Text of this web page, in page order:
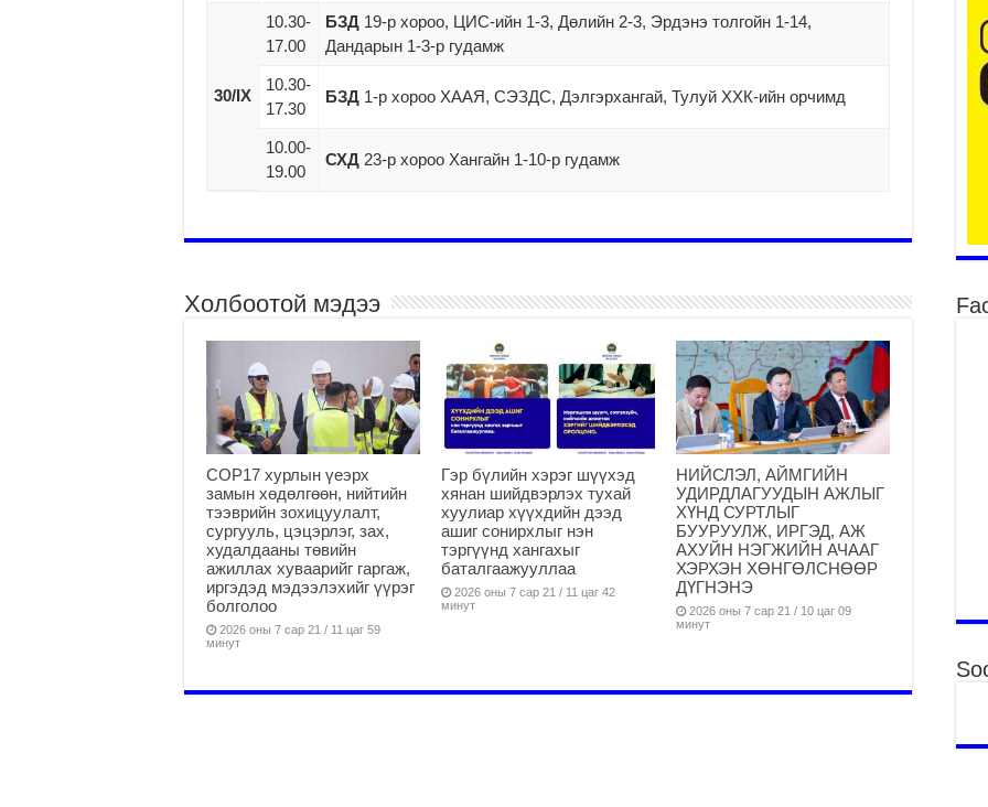
30/IX
10.30-
17.00
БЗД 19-р хороо, ЦИС-ийн 1-3, Дөлийн 2-3, Эрдэнэ толгойн 1-14,
Дандарын 1-3-р гудамж
10.30-
17.30
БЗД 1-р хороо ХААЯ, СЭЗДС, Дэлгэрхангай, Тулуй ХХК-ийн орчимд
10.00-
19.00
СХД 23-р хороо Хангайн 1-10-р гудамж
Холбоотой мэдээ
COP17 хурлын үеэрх
замын хөдөлгөөн, нийтийн
тээврийн зохицуулалт,
сургууль, цэцэрлэг, зах,
худалдааны төвийн
ажиллах хуваарийг гаргаж,
иргэдэд мэдээлэхийг үүрэг
болголоо
2026 оны 7 сар 21 / 11 цаг 59
минут
Гэр бүлийн хэрэг шүүхэд
хянан шийдвэрлэх тухай
хуулиар хүүхдийн дээд
ашиг сонирхлыг нэн
тэргүүнд хангахыг
баталгаажууллаа
2026 оны 7 сар 21 / 11 цаг 42
минут
НИЙСЛЭЛ, АЙМГИЙН
УДИРДЛАГУУДЫН АЖЛЫГ
ХҮНД СУРТЛЫГ
БУУРУУЛЖ, ИРГЭД, АЖ
АХУЙН НЭГЖИЙН АЧААГ
ХЭРХЭН ХӨНГӨЛСНӨӨР
ДҮГНЭНЭ
2026 оны 7 сар 21 / 10 цаг 09
минут